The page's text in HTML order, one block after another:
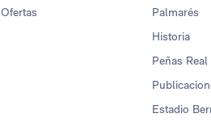
Ofertas
Palmarés
Historia
Peñas
Estadio